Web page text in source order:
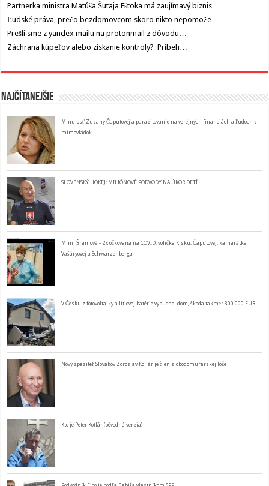
Partnerka ministra Matúša Šutaja Eštoka má zaujímavý biznis
Ľudské práva, prečo bezdomovcom skoro nikto nepomože…
Prešli sme z yandex mailu na protonmail z dôvodu…
Záchrana kúpeľov alebo získanie kontroly? Príbeh…
Najčítanejšie
Minulosť Zuzany Čaputovej a parazitovanie na verejných financiách a ľudoch z
mimovládok
SLOVENSKÝ HOKEJ: MILIÓNOVÉ PODVODY NA ÚKOR DETÍ
Mimi Šramová – 2x očkovaná na COVID, volička Kisku, Čaputovej, kamarátka
Vašáryovej a Schwarzenberga
V Česku z fotovoltaiky a lítiovej batérie vybuchol dom, škoda takmer 300 000 EUR
Nový spasiteľ Slovákov Zoroslav Kollár je člen slobodomurárskej lóže
Kto je Peter Kotlár (pôvodná verzia)